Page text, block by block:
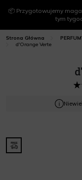
📦 Przygotowujemy
tym
Strona Główna
d'Orange Verte